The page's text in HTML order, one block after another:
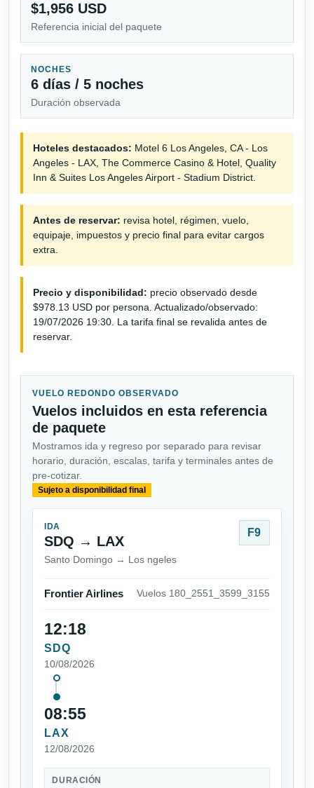
$1,956 USD
Referencia inicial del paquete
NOCHES
6 días / 5 noches
Duración observada
Hoteles destacados: Motel 6 Los Angeles, CA - Los
Angeles - LAX, The Commerce Casino & Hotel, Quality
Inn & Suites Los Angeles Airport - Stadium District.
Antes de reservar: revisa hotel, régimen, vuelo,
equipaje, impuestos y precio final para evitar cargos
extra.
Precio y disponibilidad: precio observado desde
$978.13 USD por persona. Actualizado/observado:
19/07/2026 19:30. La tarifa final se revalida antes de
reservar.
VUELO REDONDO OBSERVADO
Vuelos incluidos en esta referencia
de paquete
Mostramos ida y regreso por separado para revisar
horario, duración, escalas, tarifa y terminales antes de
pre-cotizar.
Sujeto a disponibilidad final
IDA
SDQ → LAX
Santo Domingo → Los ngeles
F9
Frontier Airlines Vuelos 180_2551_3599_3155
12:18
SDQ
10/08/2026
08:55
LAX
12/08/2026
DURACIÓN